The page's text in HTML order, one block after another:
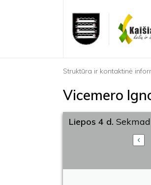
Struktūra ir kontaktinė
Vicemero
Liepos 4 d.